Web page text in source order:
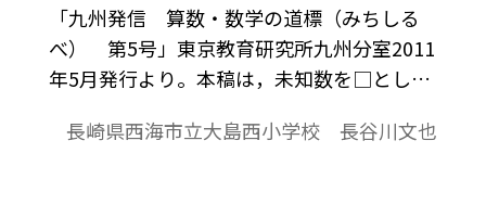
「九州発信 算数・数学の道標（みちしる
べ） 第5号」東京教育研究所九州分室2011
年5月発行より。本稿は，未知数を□とし，
通りに立式できることのよさに気づき，逆
長崎県西海市立大島西小学校 長谷川文也